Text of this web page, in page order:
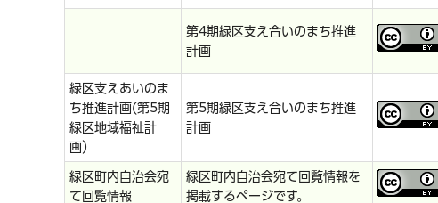
第4期緑区支え合いのまち推進
計画
緑区支えあいのま
ち推進計画(第5期
緑区地域福祉計
画）
第5期緑区支え合いのまち推進
計画
緑区町内自治会宛
て回覧情報
緑区町内自治会宛て回覧情報を
掲載するページです。